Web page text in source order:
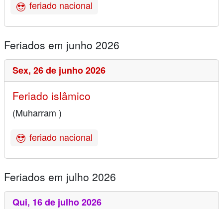
feriado nacional
Feriados em junho 2026
Sex, 26 de junho 2026
Feriado islâmico
(Muharram )
feriado nacional
Feriados em julho 2026
Qui, 16 de julho 2026